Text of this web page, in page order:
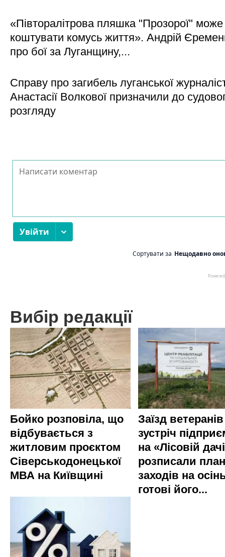
«Півторалітрова пляшка "Прозорої" може
коштувати комусь життя». Андрій
про бої за Луганщину,...
Справу про загибель луганської
Анастасії Волкової призначили до
розгляду
Вибір редакції
Бойко розповіла, що
відбувається з
житловим проєктом
Сіверськодонецької
МВА на Київщині
Заїзд
зустріч
на «Лісовій
розписали план
заходів на
готові його...